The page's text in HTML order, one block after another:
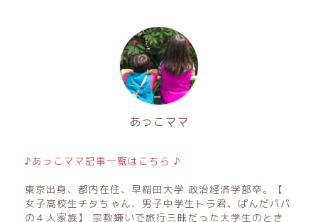
あっこママ
♪あっこママ記事一覧はこちら ♪
東京出身、都内在住、早稲田大学 政治経済学部卒。【
女子高校生チタちゃん、男子中学生トラ君、ぱんだパパ
の４人家族】 宗教嫌いで旅行三昧だった大学生のとき